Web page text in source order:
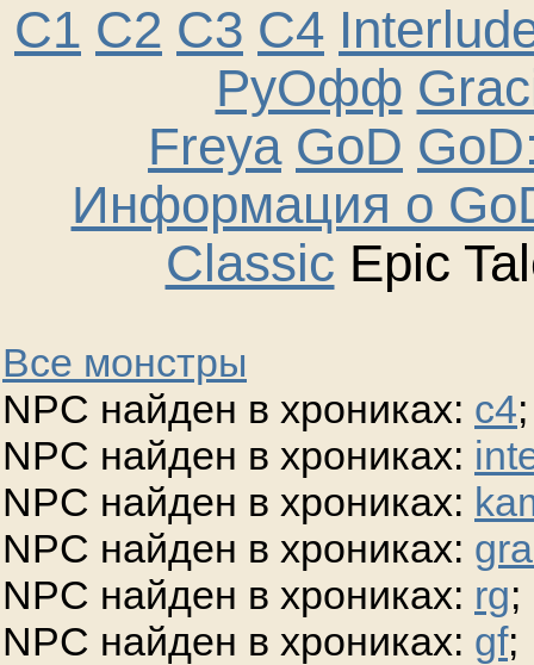
C1 C2 C3 C4
РуОфф
Freya GoD
Информация о
Classic Epic
Все монстры
NPC найден в хрониках: c4;
NPC найден в хрониках:
NPC найден в хрониках:
NPC найден в хрониках:
NPC найден в хрониках: rg;
NPC найден в хрониках: gf;